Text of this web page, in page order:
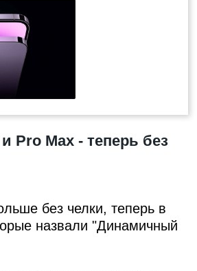
Pro Max - теперь без
без челки, теперь в
назвали "Динамичный